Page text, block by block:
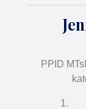
PPID